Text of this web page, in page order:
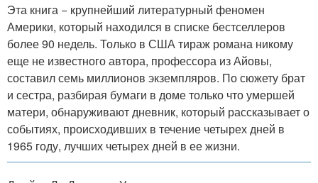
Эта книга − крупнейший литературный феномен
Америки, который находился в списке бестселлеров
более 90 недель. Только в США тираж романа никому
еще не известного автора, профессора из Айовы,
составил семь миллионов экземпляров. По сюжету брат
и сестра, разбирая бумаги в доме только что умершей
матери, обнаруживают дневник, который рассказывает о
событиях, происходивших в течение четырех дней в
1965 году, лучших четырех дней в ее жизни.